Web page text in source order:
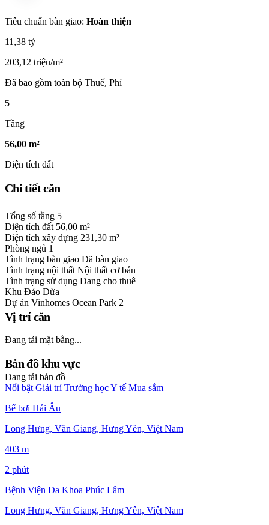
Tiêu chuẩn bàn giao: Hoàn thiện
11,38 tỷ
203,12 triệu/m²
Đã bao gồm toàn bộ Thuế, Phí
5
Tầng
56,00 m²
Diện tích đất
Chi tiết căn
Tổng số tầng 5
Diện tích đất 56,00 m²
Diện tích xây dựng 231,30 m²
Phòng ngủ 1
Tình trạng bàn giao Đã bàn giao
Tình trạng nội thất Nội thất cơ bản
Tình trạng sử dụng Đang cho thuê
Khu Đảo Dừa
Dự án Vinhomes Ocean Park 2
Vị trí căn
Đang tải mặt bằng...
Bản đồ khu vực
Đang tải bản đồ
Nổi bật Giải trí Trường họcY tế Mua sắm
Bể bơi Hải Âu
Long Hưng, Văn Giang, Hưng Yên, Việt Nam
403 m
2 phút
Bệnh Viện Đa Khoa Phúc Lâm
Long Hưng, Văn Giang, Hưng Yên, Việt Nam